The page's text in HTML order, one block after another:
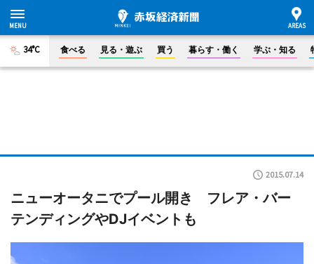
34°C 食べる 見る・遊ぶ 買う 暮らす・働く 学ぶ・知る
2015.07.14
ニューオータニでプール開き フレア・バー
テンディングやDJイベントも